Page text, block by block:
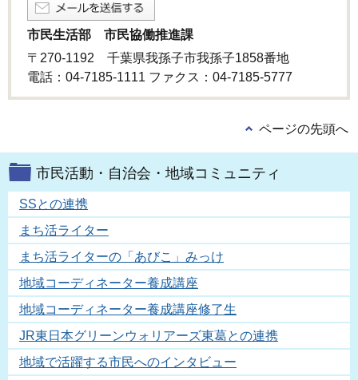
市民生活部 市民協働推進課
〒270-1192 千葉県我孫子市我孫子1858番地
電話：04-7185-1111 ファクス：04-7185-5777
ページの先頭へ
市民活動・自治会・地域コミュニティ
SSとの連携
まち活ライター
まち活ライターの「あびこ」みっけ
地域コーディネーター養成講座
地域コーディネーター養成講座修了生
JR東日本グリーンウォリアーズ東葛との連携
地域で活躍する市民へのインタビュー